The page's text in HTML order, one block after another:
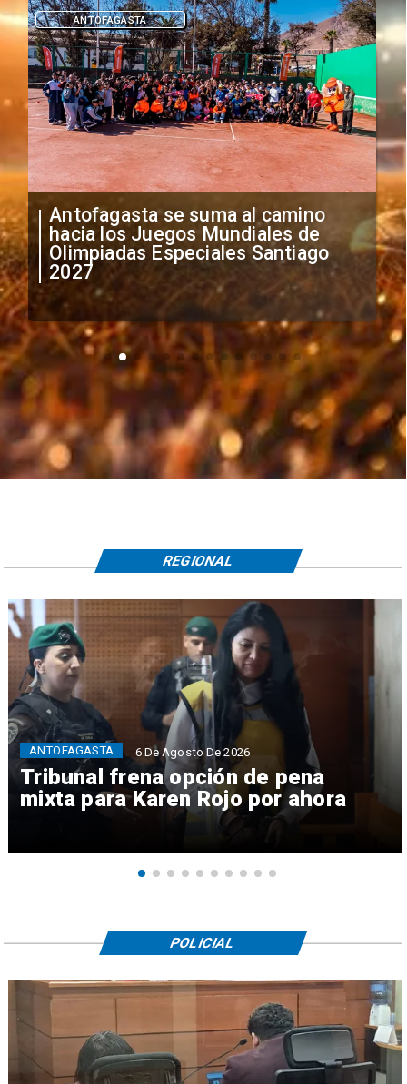
Antofagasta se suma al camino
hacia los Juegos Mundiales de
Olimpiadas Especiales Santiago
2027
ANTOFAGASTA
Tribunal frena opción de pena
mixta para Karen Rojo por ahora
ANTOFAGASTA 6 De Agosto De 2026
REGIONAL
POLICIAL